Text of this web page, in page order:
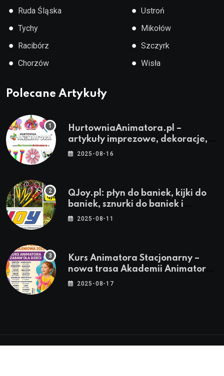
● Ruda Śląska
● Tychy
● Racibórz
● Chorzów
● Ustroń
● Mikołów
● Szczyrk
● Wisła
Polecane Artykuły
HurtowniaAnimatora.pl –
artykuły imprezowe, dekoracje,
stroje i akcesoria dla animatorów
2025-08-16
QJoy.pl: płyn do baniek, kijki do
baniek, sznurki do baniek i
zestawy do baniek
2025-08-11
Kurs Animatora Stacjonarny –
nowa trasa Akademii Animatora
– jesień 2025
2025-08-17